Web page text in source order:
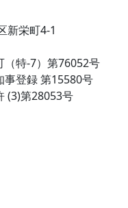
新栄町4-1
特-7）第76052号
登録 第15580号
(3)第28053号